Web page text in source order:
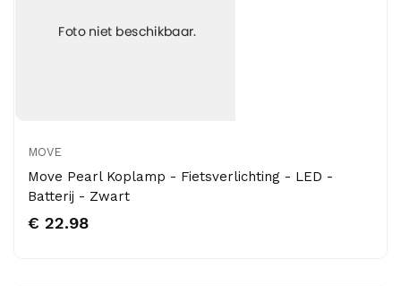
MOVE
Move Pearl Koplamp - Fietsverlichting - LED -
Batterij - Zwart
€ 22.98